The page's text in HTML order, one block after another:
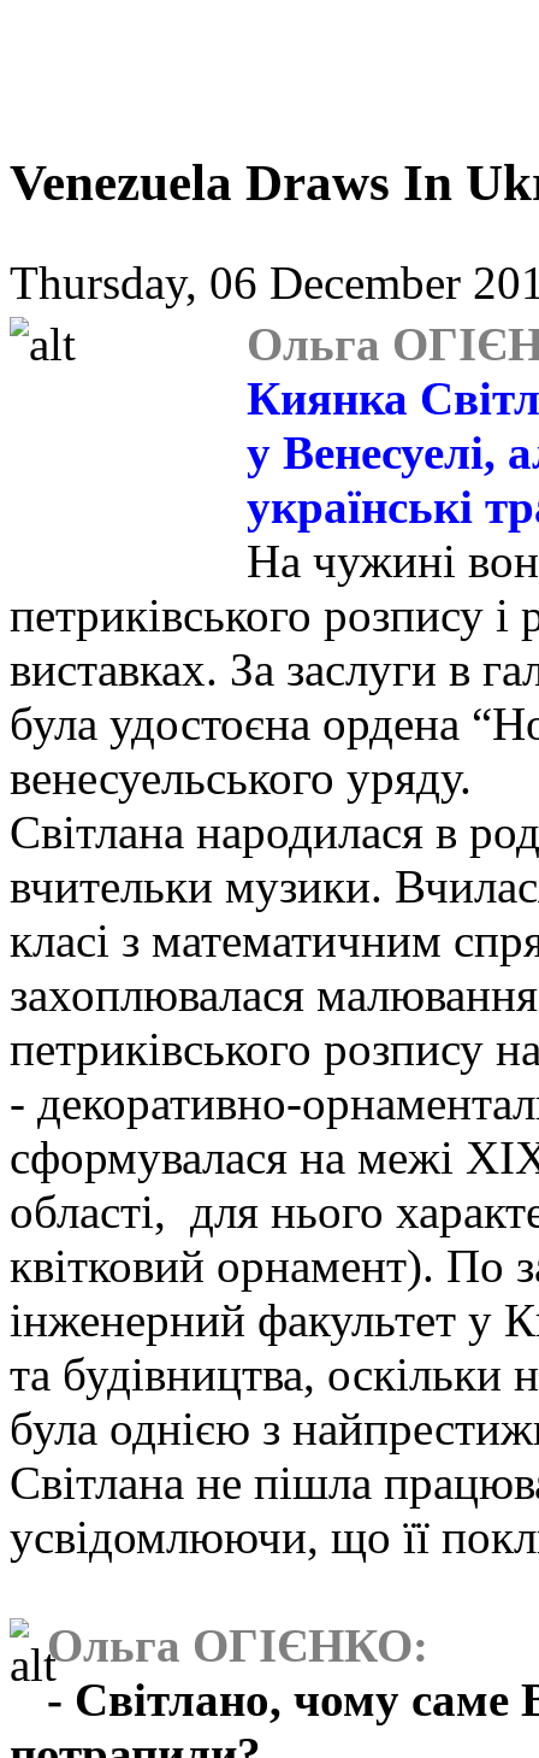
Venezuela Draws In
Thursday, 06 December
Ольга
Киянка
у Венесуелі,
українські
На чужині
петриківського розпису і
виставках. За заслуги в
була удостоєна ордена
венесуельського уряду.
Світлана народилася в
вчительки музики.
класі з математичним
захоплювалася
петриківського розпису
- декоративно-
сформувалася на межі
області, для нього
квітковий орнамент). По
інженерний факультет у
та будівництва, оскільки
була однією з
Світлана не пішла
усвідомлюючи, що її
Ольга ОГІЄНКО:
- Світлано, чому саме